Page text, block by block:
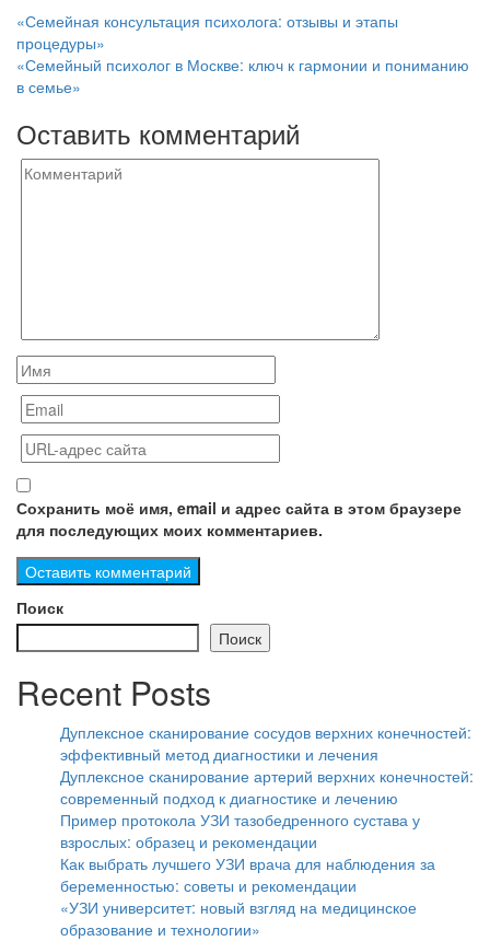
Навигация
по
записям
«Семейная консультация психолога: отзывы и этапы
процедуры»
«Семейный психолог в Москве: ключ к гармонии и пониманию
в семье»
Оставить комментарий
Сохранить моё имя, email и адрес сайта в этом браузере
для последующих моих комментариев.
Поиск
Поиск
Recent Posts
Дуплексное сканирование сосудов верхних конечностей:
эффективный метод диагностики и лечения
Дуплексное сканирование артерий верхних конечностей:
современный подход к диагностике и лечению
Пример протокола УЗИ тазобедренного сустава у
взрослых: образец и рекомендации
Как выбрать лучшего УЗИ врача для наблюдения за
беременностью: советы и рекомендации
«УЗИ университет: новый взгляд на медицинское
образование и технологии»